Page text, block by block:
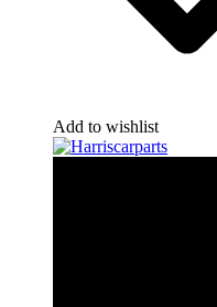
Add to wishlist